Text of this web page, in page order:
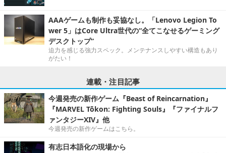
AAAゲームも制作も妥協なし。「Lenovo Legion To
wer 5」はCore Ultra世代の“全てこなせるゲーミング
デスクトップ”
迫力を感じる強力スペック。メンテナンスしやすい構造もあり
がたい！
連載・注目記事
今週発売の新作ゲーム『Beast of Reincarnation』
『MARVEL Tōkon: Fighting Souls』『ファイナルフ
ァンタジーXIV』他
今週発売の新作ゲームはこちら。
有志日本語化の現場から